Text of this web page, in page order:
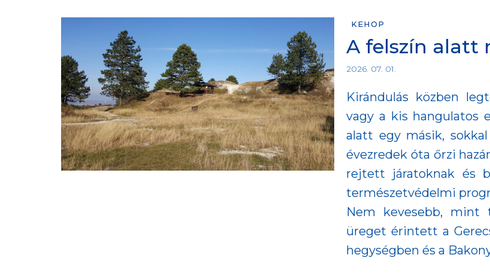
KEHOP
A felszín alatt
2026. 07. 01.
Kirándulás közben
vagy a kis hangulatos
alatt egy másik,
évezredek óta őrzi
rejtett járatoknak és
természetvédelmi
Nem kevesebb, mint
üreget érintett a
hegységben és a